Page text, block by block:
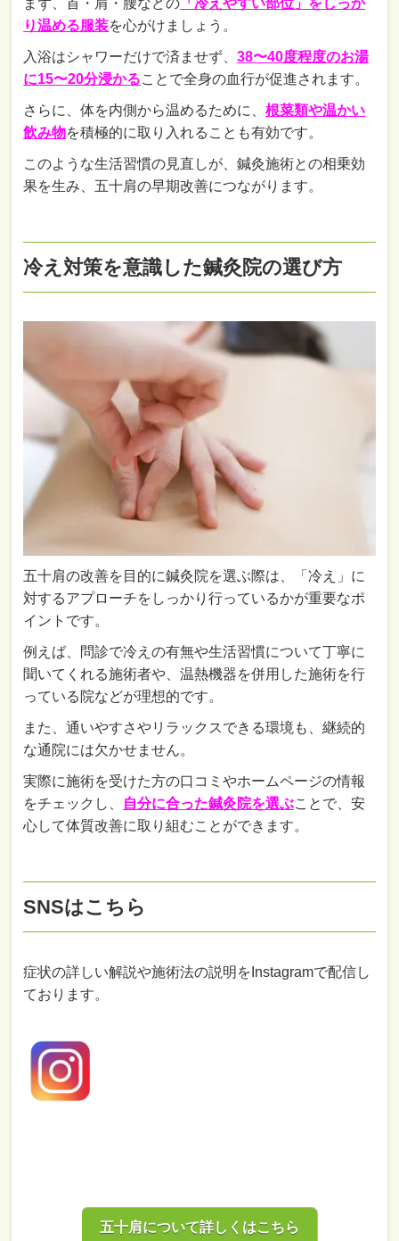
まず、首・肩・腰などの 「冷えやすい部位」をしっか
り温める服装を心がけましょう。
入浴はシャワーだけで済ませず、38〜40度程度のお湯
に15〜20分浸かることで全身の血行が促進されます。
さらに、体を内側から温めるために、根菜類や温かい
飲み物を積極的に取り入れることも有効です。
このような生活習慣の見直しが、鍼灸施術との相乗効
果を生み、五十肩の早期改善につながります。
冷え対策を意識した鍼灸院の選び方
五十肩の改善を目的に鍼灸院を選ぶ際は、「冷え」に
対するアプローチをしっかり行っているかが重要なポ
イントです。
例えば、問診で冷えの有無や生活習慣について丁寧に
聞いてくれる施術者や、温熱機器を併用した施術を行
っている院などが理想的です。
また、通いやすさやリラックスできる環境も、継続的
な通院には欠かせません。
実際に施術を受けた方の口コミやホームページの情報
をチェックし、
自分に合った鍼灸院を選ぶことで、安
心して体質改善に取り組むことができます。
SNSはこちら
症状の詳しい解説や施術法の説明をInstagramで配信し
ております。
五十肩について詳しくはこちら